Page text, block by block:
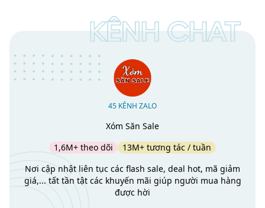
45 KÊNH ZALO
Xóm Săn Sale
1,6M+ theo dõi
13M+ tương tác / tuần
Nơi cập nhật liên tục các flash sale, deal hot, mã giảm
giá,... tất tần tật các khuyến mãi giúp người mua hàng
được hời